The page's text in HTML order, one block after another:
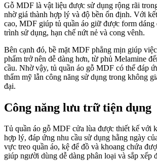
Gỗ MDF là vật liệu được sử dụng rộng rãi
nhờ giá thành hợp lý và độ bền ổn định. Với
cao, MDF giúp tủ quần áo giữ được form dáng
trình sử dụng, hạn chế nứt nẻ và cong vênh.
Bên cạnh đó, bề mặt MDF phẳng mịn giúp
phẩm trở nên dễ dàng hơn, từ phủ Melamine
cầu. Nhờ vậy, tủ quần áo gỗ MDF có thể đáp
thẩm mỹ lẫn công năng sử dụng trong không
đại.
Công năng lưu trữ tiện dụng
Tủ quần áo gỗ MDF cửa lùa được thiết kế với
hợp lý, đáp ứng nhu cầu sử dụng hằng ngày
vực treo quần áo, kệ để đồ và khoang chứa
giúp người dùng dễ dàng phân loại và sắp xếp